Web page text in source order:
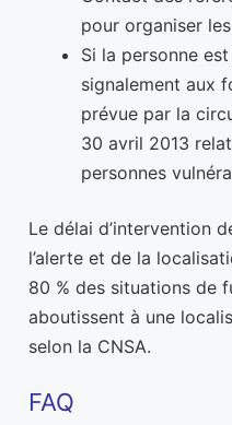
pour organiser
Si la personne
signalement aux
prévue par la
30 avril 2013
personnes
Le délai d’intervention
l’alerte et de la
80 % des situations de
aboutissent à une
selon la CNSA.
FAQ